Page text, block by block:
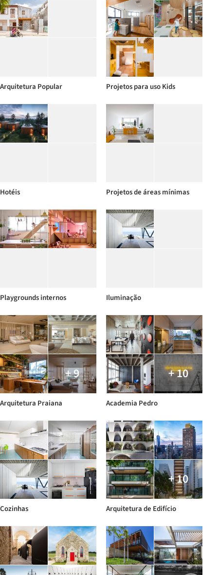
Arquitetura Popular Projetos para uso Kids
Hotéis Projetos de áreas mínimas
Playgrounds internos Iluminação
+ 9
Arquitetura Praiana
+ 10
Academia Pedro
Cozinhas
+ 10
Arquitetura de Edifício